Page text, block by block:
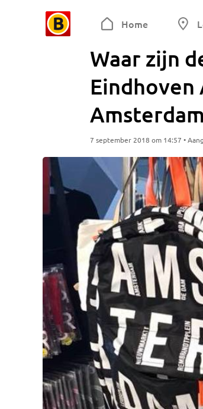
Home
Waar zijn
7 september 2018 om 14:57 •